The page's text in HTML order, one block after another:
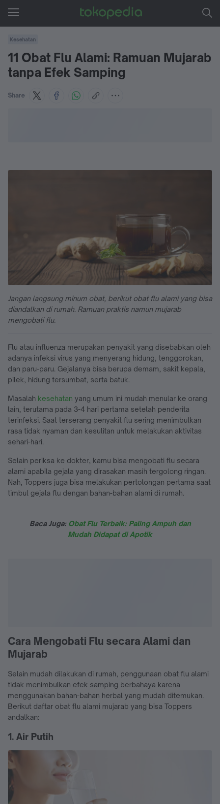
Kesehatan
11 Obat Flu Alami: Ramuan Mujarab
tanpa Efek Samping
Share
Jangan langsung minum obat, berikut obat flu alami yang bisa
diandalkan di rumah. Ramuan praktis namun mujarab
mengobati flu.
Flu atau influenza merupakan penyakit yang disebabkan oleh
adanya infeksi virus yang menyerang hidung, tenggorokan,
dan paru-paru. Gejalanya bisa berupa demam, sakit kepala,
pilek, hidung tersumbat, serta batuk.
Masalah kesehatan yang umum ini mudah menular ke orang
lain, terutama pada 3-4 hari pertama setelah penderita
terinfeksi. Saat terserang penyakit flu sering menimbulkan
rasa tidak nyaman dan kesulitan untuk melakukan aktivitas
sehari-hari.
Selain periksa ke dokter, kamu bisa mengobati flu secara
alami apabila gejala yang dirasakan masih tergolong ringan.
Nah, Toppers juga bisa melakukan pertolongan pertama saat
timbul gejala flu dengan bahan-bahan alami di rumah.
Baca Juga: Obat Flu Terbaik: Paling Ampuh dan
Mudah Didapat di Apotik
Cara Mengobati Flu secara Alami dan
Mujarab
Selain mudah dilakukan di rumah, penggunaan obat flu alami
tidak menimbulkan efek samping berbahaya karena
menggunakan bahan-bahan herbal yang mudah ditemukan.
Berikut daftar obat flu alami mujarab yang bisa Toppers
andalkan:
1. Air Putih